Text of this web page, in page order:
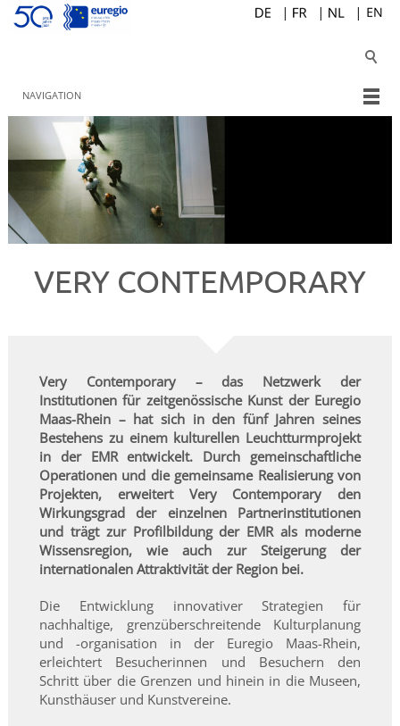
NAVIGATION
VERY CONTEMPORARY
Very Contemporary – das Netzwerk der
Institutionen für zeitgenössische Kunst der Euregio
Maas-Rhein – hat sich in den fünf Jahren seines
Bestehens zu einem kulturellen Leuchtturmprojekt
in der EMR entwickelt. Durch gemeinschaftliche
Operationen und die gemeinsame Realisierung von
Projekten, erweitert Very Contemporary den
Wirkungsgrad der einzelnen Partnerinstitutionen
und trägt zur Profilbildung der EMR als moderne
Wissensregion, wie auch zur Steigerung der
internationalen Attraktivität der Region bei.
Die Entwicklung innovativer Strategien für
nachhaltige, grenzüberschreitende Kulturplanung
und -organisation in der Euregio Maas-Rhein,
erleichtert Besucherinnen und Besuchern den
Schritt über die Grenzen und hinein in die Museen,
Kunsthäuser und Kunstvereine.